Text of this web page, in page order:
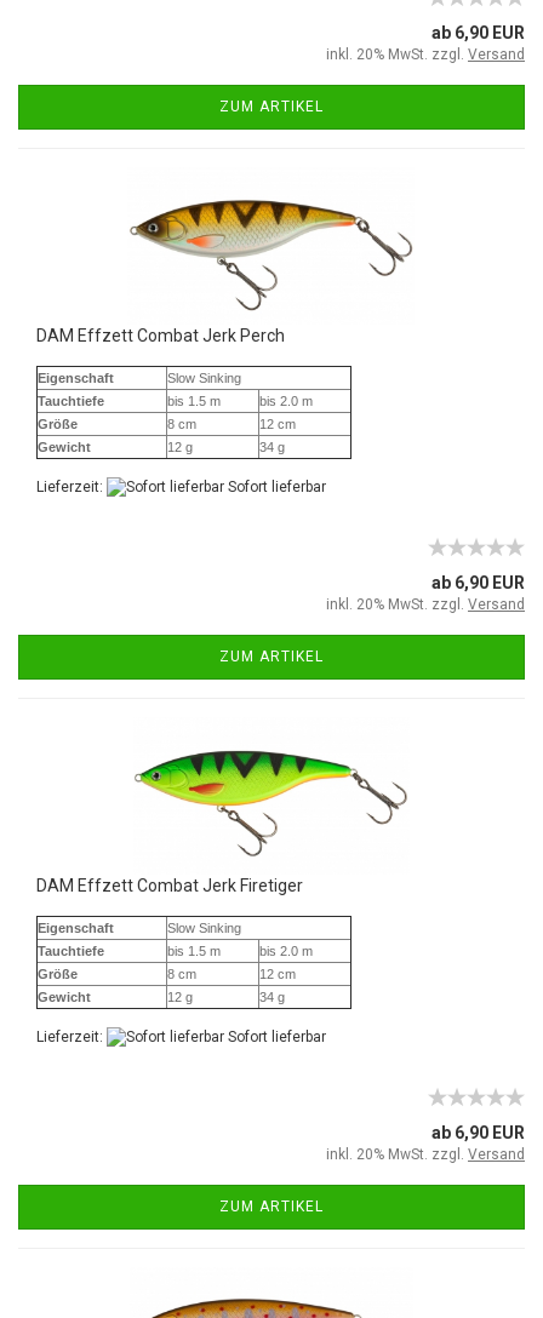
ab 6,90 EUR
inkl. 20% MwSt. zzgl. Versand
ZUM ARTIKEL
DAM Effzett Combat Jerk Perch
Eigenschaft
Slow Sinking
Tauchtiefe
bis 1.5 m
bis 2.0 m
Größe
8 cm
12 cm
Gewicht
12 g 34 g
Lieferzeit: Sofort lieferbar
ab 6,90 EUR
inkl. 20% MwSt. zzgl. Versand
ZUM ARTIKEL
DAM Effzett Combat Jerk Firetiger
Eigenschaft
Slow Sinking
Tauchtiefe
bis 1.5 m
bis 2.0 m
Größe
8 cm
12 cm
Gewicht
12 g 34 g
Lieferzeit: Sofort lieferbar
ab 6,90 EUR
inkl. 20% MwSt. zzgl. Versand
ZUM ARTIKEL